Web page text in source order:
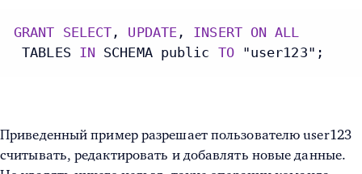
GRANT SELECT , UPDATE , INSERT ON ALL
TABLES IN SCHEMA public TO "user123";
Приведенный пример разрешает пользователю user123
считывать, редактировать и добавлять новые данные.